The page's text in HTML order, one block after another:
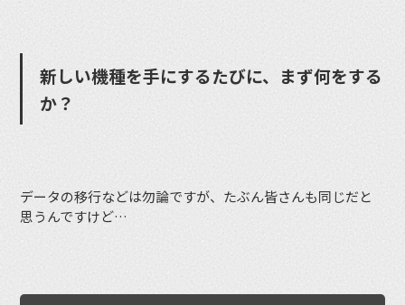
新しい機種を手にするたびに、まず何をする
か？
データの移行などは勿論ですが、たぶん皆さんも同じだと
思うんですけど…